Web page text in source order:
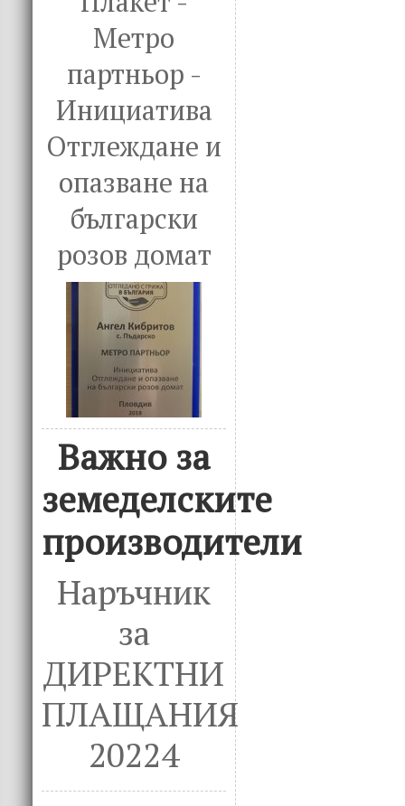
Метро
партньор -
Инициатива
Отглеждане и
опазване на
български
розов домат
Важно за
земеделските
производители
Наръчник
за
ДИРЕКТНИ
ПЛАЩАНИЯ
20224